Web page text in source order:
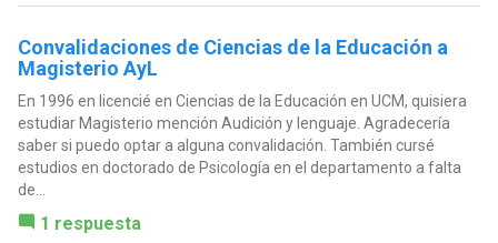
Convalidaciones de Ciencias de la Educación a
Magisterio AyL
En 1996 en licencié en Ciencias de la Educación en UCM, quisiera
estudiar Magisterio mención Audición y lenguaje. Agradecería
saber si puedo optar a alguna convalidación. También cursé
estudios en doctorado de Psicología en el departamento a falta
de...
1 respuesta